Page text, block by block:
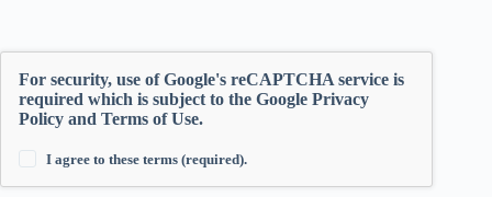
For security, use of Google's reCAPTCHA service is
required which is subject to the Google Privacy
Policy and Terms of Use.
I agree to these terms (required).